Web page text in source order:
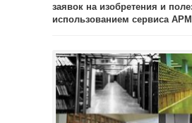
заявок на изобретения и
использованием сервиса АРМ